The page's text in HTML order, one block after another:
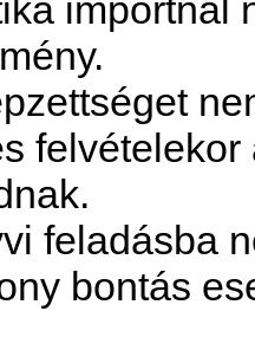
importnál
feladásba
bontás